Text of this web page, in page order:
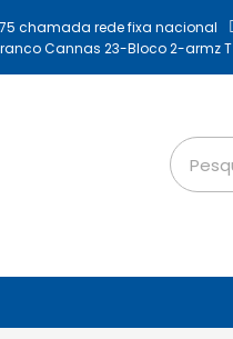
chamada rede fixa nacional
Cannas 23-Bloco 2-armz T